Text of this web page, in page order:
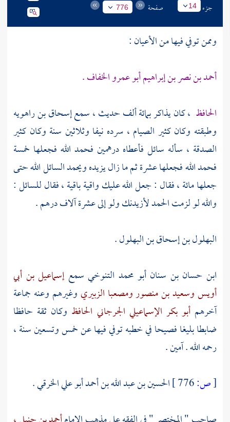
جزء 14 صفحة 776
وممن توفي فيها من الأعيان :
أحمد بن نصر بن إبراهيم أبو عمرو الخفاف .
الحافظ ،كان يذاكر بمائة ألف حديث ، سمعإسحاق بن راهويه
وطبقته وكان كثير الصيام ، سرده نيفا وثلاثين سنة وكان كثير
الصدقة ، سأله سائل فأعطاه درهمين فحمد الله فجعلها خمسة
فحمد الله فجعلها عشرة ثم ما زال يزيده ويحمد السائل الله حتى
جعلها مائة ، فقال : جعل الله عليك واقية باقية ، فقال للسائل :
والله لو لزمت الحمد لأزيدنك ولو إلى عشرة آلاف درهم .
البهلول بن إسحاق بن البهلول .
ابن حسان بن سنان أبو محمد التنوخي سمعإسماعيل بن أبي
أويسوسعيد بن منصورومصعبا الزبيري وغيرهم وعنه جماعة
آخرهمأبو بكر الإسماعيلي الجرجاني الحافظ وكان ثقة حافظا
ضابطا بليغا فصيحا في خطبه توفي فيها عن خمس وتسعين سنة ،
رحمه الله . آمين .
[ص: الحسين بن عبد الله بن أحمد أبو علي الخرقي.